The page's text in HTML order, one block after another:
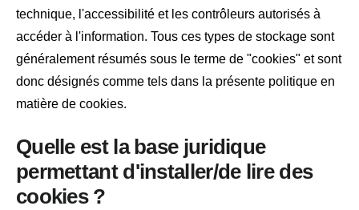
technique, l'accessibilité et les contrôleurs autorisés à
accéder à l'information. Tous ces types de stockage sont
généralement résumés sous le terme de "cookies" et sont
donc désignés comme tels dans la présente politique en
matière de cookies.
Quelle est la base juridique
permettant d'installer/de lire des
cookies ?